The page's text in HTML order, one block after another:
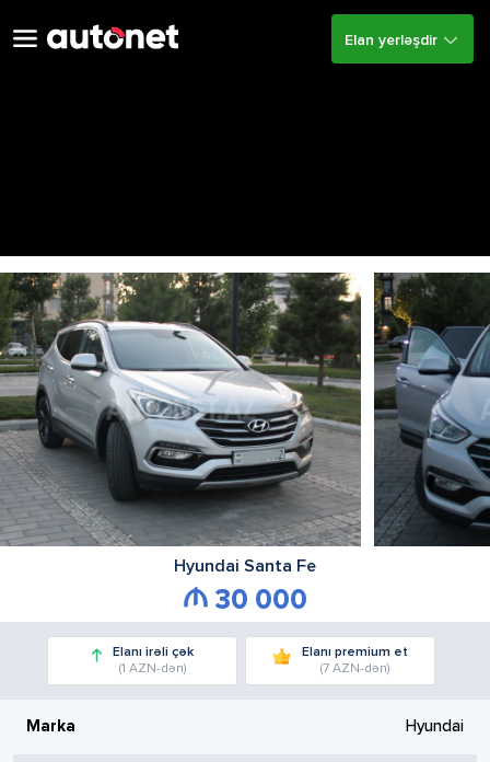
Elan yerləşdir
Hyundai Santa Fe
30 000
Elanı irəli çək
(1 AZN-dən)
Elanı premium et
(7 AZN-dən)
Marka Hyundai